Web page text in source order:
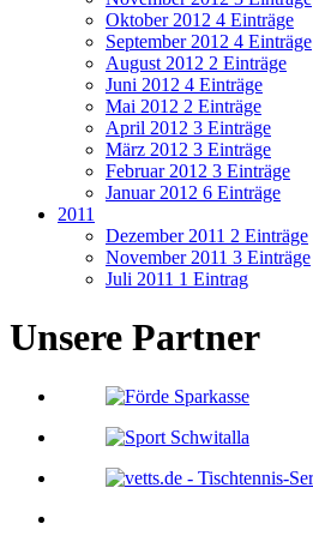
Oktober 2012 4 Einträge
September 2012 4 Einträge
August 2012 2 Einträge
Juni 2012 4 Einträge
Mai 2012 2 Einträge
April 2012 3 Einträge
März 2012 3 Einträge
Februar 2012 3 Einträge
Januar 2012 6 Einträge
2011
Dezember 2011 2 Einträge
November 2011 3 Einträge
Juli 2011 1 Eintrag
Unsere Partner